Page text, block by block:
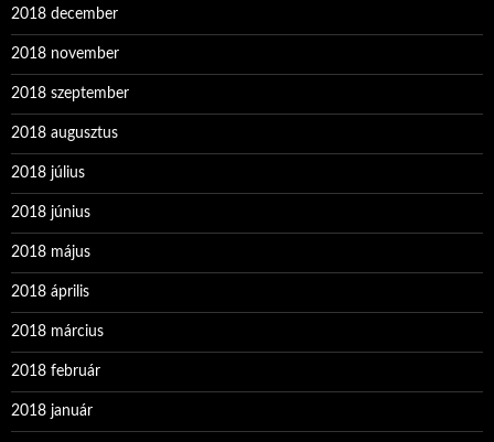
2018 december
2018 november
2018 szeptember
2018 augusztus
2018 július
2018 június
2018 május
2018 április
2018 március
2018 február
2018 január